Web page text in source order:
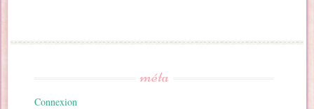
méta
Connexion